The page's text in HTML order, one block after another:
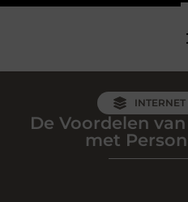
De Voordelen
met